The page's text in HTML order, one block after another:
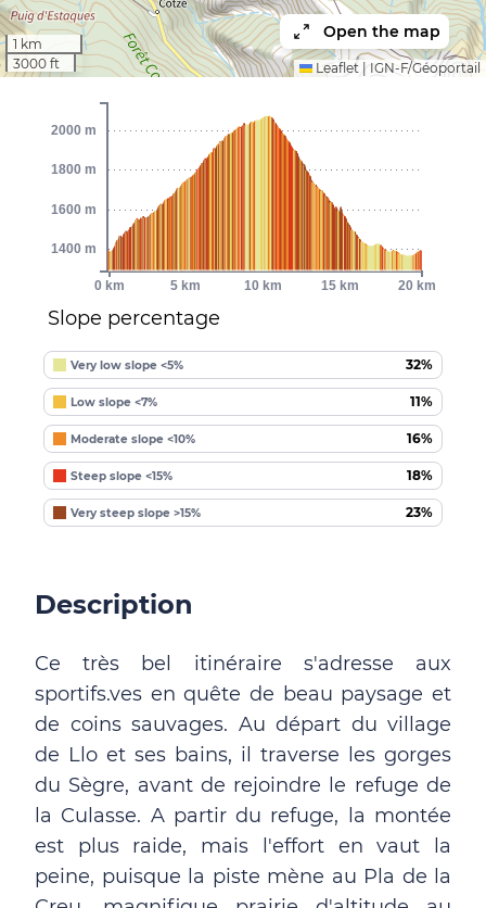
1 km
3000 ft
Open the map
Leaflet IGN-F/Géoportail
Slope percentage
Very low slope <5% 32%
Low slope <7% 11%
Moderate slope <10% 16%
Steep slope <15% 18%
Very steep slope >15% 23%
0 km 5 km 10 km 15 km 20 km
1400 m
1600 m
1800 m
2000 m
Description
Ce très bel itinéraire s'adresse aux
sportifs.ves en quête de beau paysage et
de coins sauvages. Au départ du village
de Llo et ses bains, il traverse les gorges
du Sègre, avant de rejoindre le refuge de
la Culasse. A partir du refuge, la montée
est plus raide, mais l'effort en vaut la
peine, puisque la piste mène au Pla de la